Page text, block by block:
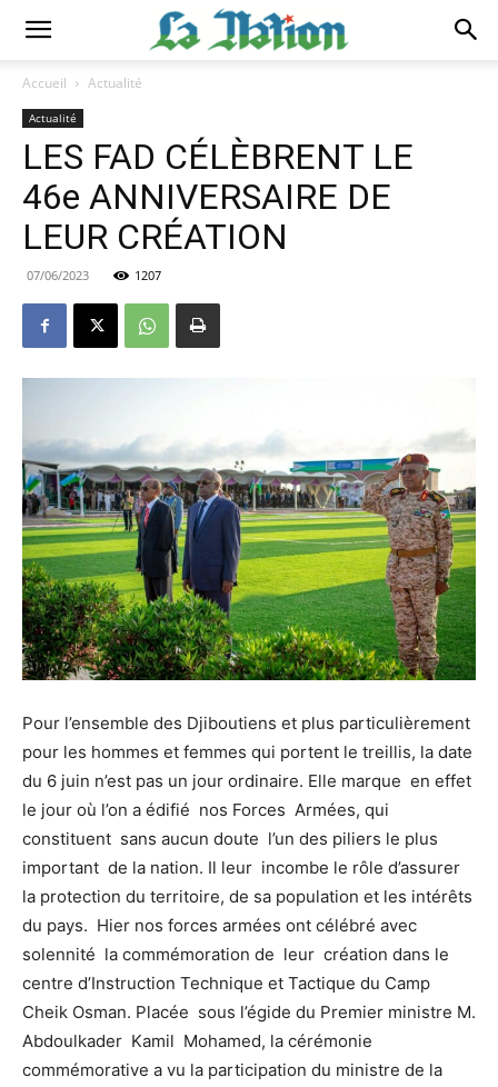
Accueil Actualité
Actualité
LES FAD CÉLÈBRENT LE
46e ANNIVERSAIRE DE
LEUR CRÉATION
07/06/2023 1207
Pour l’ensemble des Djiboutiens et plus particulièrement
pour les hommes et femmes qui portent le treillis, la date
du 6 juin n’est pas un jour ordinaire. Elle marque en effet
le jour où l’on a édifié nos Forces Armées, qui
constituent sans aucun doute l’un des piliers le plus
important de la nation. Il leur incombe le rôle d’assurer
la protection du territoire, de sa population et les intérêts
du pays. Hier nos forces armées ont célébré avec
solennité la commémoration de leur création dans le
centre d’Instruction Technique et Tactique du Camp
Cheik Osman. Placée sous l’égide du Premier ministre M.
Abdoulkader Kamil Mohamed, la cérémonie
commémorative a vu la participation du ministre de la